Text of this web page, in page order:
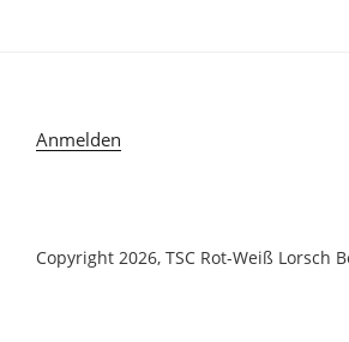
Anmelden
Copyright 2026, TSC Rot-Weiß Lorsch